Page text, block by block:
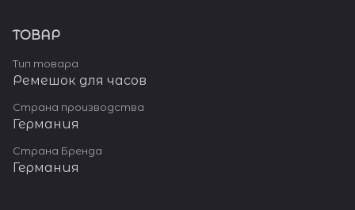
ТОВАР
Тип товара
Ремешок для часов
Страна производства
Германия
Страна Бренда
Германия